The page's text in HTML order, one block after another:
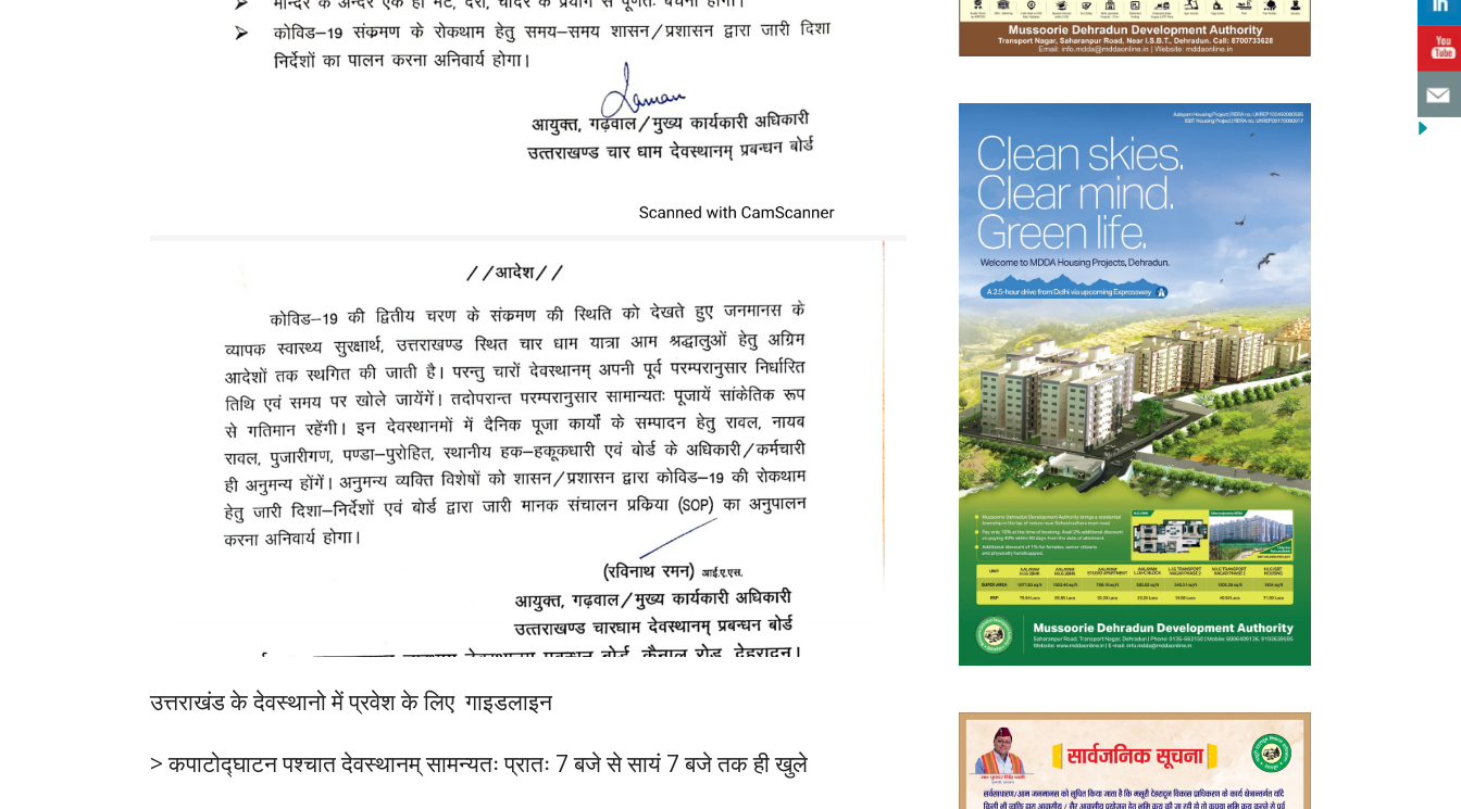
उत्तराखंड के देवस्थानो में प्रवेश के लिए गाइडलाइन
> कपाटोद्घाटन पश्चात देवस्थानम् सामन्यतः प्रातः 7 बजे से सायं 7 बजे तक ही खुले